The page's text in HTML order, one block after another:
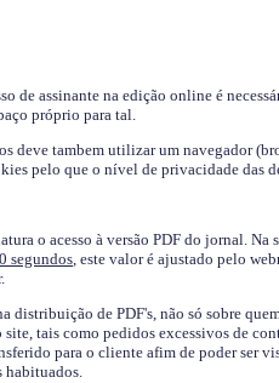
de assinante na edição online é
próprio para tal.
deve tambem utilizar um navegador
pelo que o nível de privacidade das
o acesso à versão PDF do jornal. Na
segundos, este valor é ajustado pelo
distribuição de PDF's, não só sobre
site, tais como pedidos excessivos de
para o cliente afim de poder ser
habituados.